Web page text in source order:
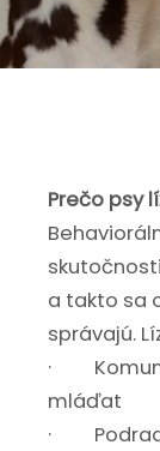
Prečo psy
a takto sa
správajú.
·
mláďat
·